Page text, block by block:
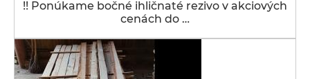
!! Ponúkame bočné ihličnaté rezivo v akciových
cenách do …